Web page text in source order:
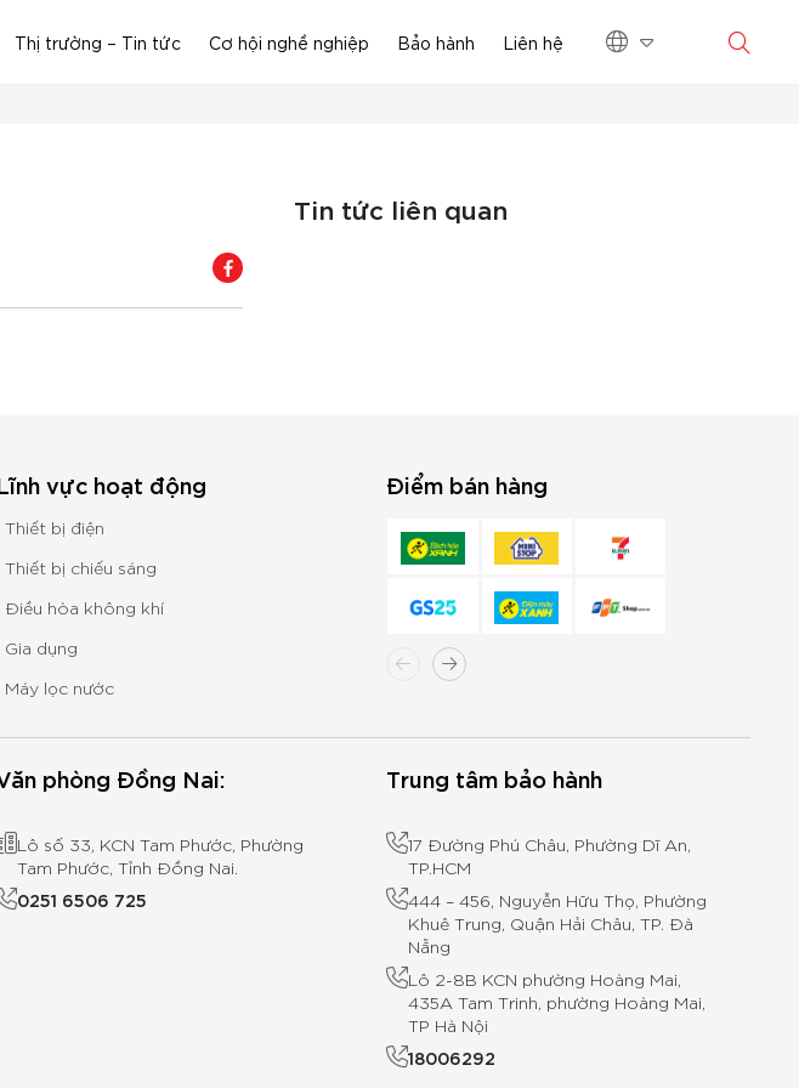
Thị trường – Tin tức Cơ hội nghề nghiệp Bảo hành Liên hệ
Tin tức liên quan
vực hoạt động
Thiết bị điện
Thiết bị chiếu sáng
Điều hòa không khí
Gia dụng
Máy lọc nước
Điểm bán hàng
phòng Đồng Nai:
Lô số 33, KCN Tam Phước, Phường
Tam Phước, Tỉnh Đồng Nai.
0251 6506 725
Trung tâm bảo hành
17 Đường Phú Châu, Phường Dĩ An,
TP.HCM
444 – 456, Nguyễn Hữu Thọ, Phường
Khuê Trung, Quận Hải Châu, TP. Đà
Nẵng
Lô 2-8B KCN phường Hoàng Mai,
435A Tam Trinh, phường Hoàng Mai,
TP Hà Nội
18006292